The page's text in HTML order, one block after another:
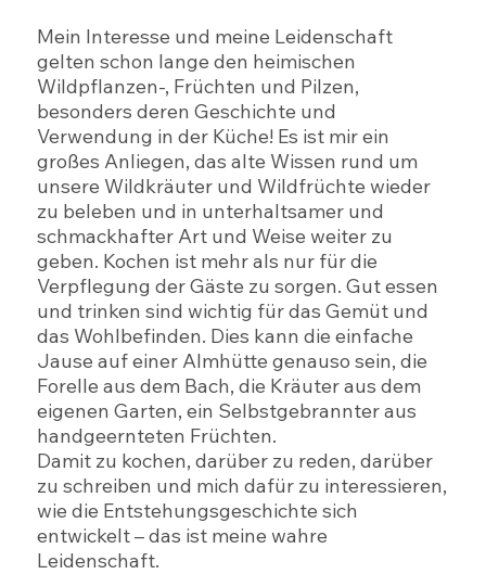
Mein Interesse und meine Leidenschaft
gelten schon lange den heimischen
Wildpflanzen-, Früchten und Pilzen,
besonders deren Geschichte und
Verwendung in der Küche! Es ist mir ein
großes Anliegen, das alte Wissen rund um
unsere Wildkräuter und Wildfrüchte wieder
zu beleben und in unterhaltsamer und
schmackhafter Art und Weise weiter zu
geben. Kochen ist mehr als nur für die
Verpflegung der Gäste zu sorgen. Gut essen
und trinken sind wichtig für das Gemüt und
das Wohlbefinden. Dies kann die einfache
Jause auf einer Almhütte genauso sein, die
Forelle aus dem Bach, die Kräuter aus dem
eigenen Garten, ein Selbstgebrannter aus
handgeernteten Früchten.
Damit zu kochen, darüber zu reden, darüber
zu schreiben und mich dafür zu interessieren,
wie die Entstehungsgeschichte sich
entwickelt – das ist meine wahre
Leidenschaft.